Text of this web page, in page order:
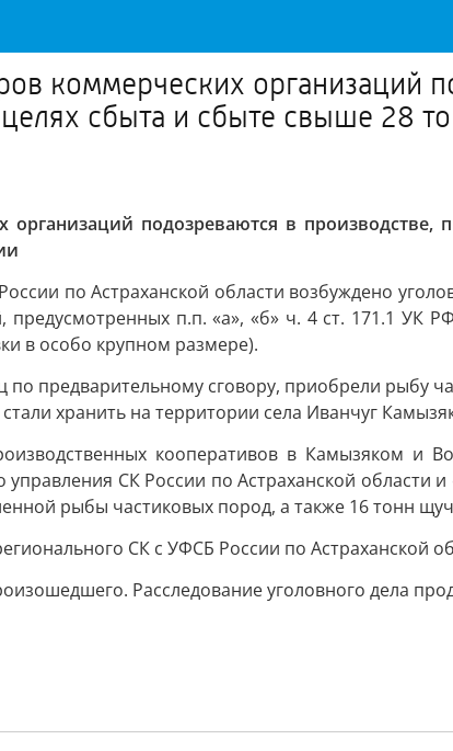
коммерческих организаций
сбыта и сбыте свыше 28
подозреваются в
по Астраханской области возбуждено
п.п. «а», «б» ч. 4 ст. 171.1 УК
в особо крупном размере).
по предварительному сговору, приобрели рыбу
хранить на территории села Иванчуг
кооперативов в Камызяком и
управления СК России по Астраханской
рыбы частиковых пород, а также 16 тонн
СК с УФСБ России по Астраханской
Расследование уголовного дела